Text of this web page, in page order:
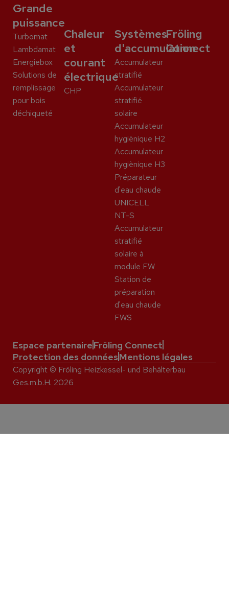
Grande
puissance
Turbomat
Lambdamat
Energiebox
Solutions de
remplissage
pour bois
déchiqueté
Chaleur
et
courant
électrique
CHP
Systèmes
d'accumulation
Accumulateur
stratifié
Accumulateur
stratifié
solaire
Accumulateur
hygiènique H2
Accumulateur
hygiènique H3
Préparateur
d'eau chaude
UNICELL
NT-S
Accumulateur
stratifié
solaire à
module FW
Station de
préparation
d'eau chaude
FWS
Fröling
Connect
Espace partenaireFröling Connect
Protection des donnéesMentions légales
Copyright © Fröling Heizkessel- und Behälterbau
Ges.m.b.H. 2026